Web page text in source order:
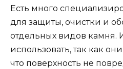
Есть много
для защиты, очистки и
отдельных видов камня.
использовать, так как
что поверхность не